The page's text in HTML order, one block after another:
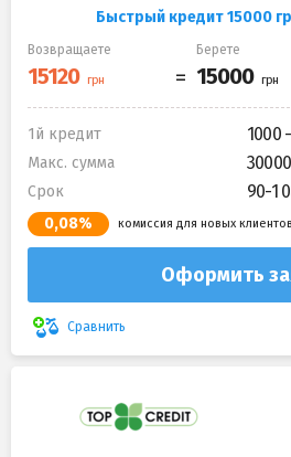
Быстрый кредит 15000
Возвращаете Берете
1й кредит 1000
Макс. сумма 30000
Срок 90-1
0,08% комиссия для новых клиентов
Оформить
Сравнить